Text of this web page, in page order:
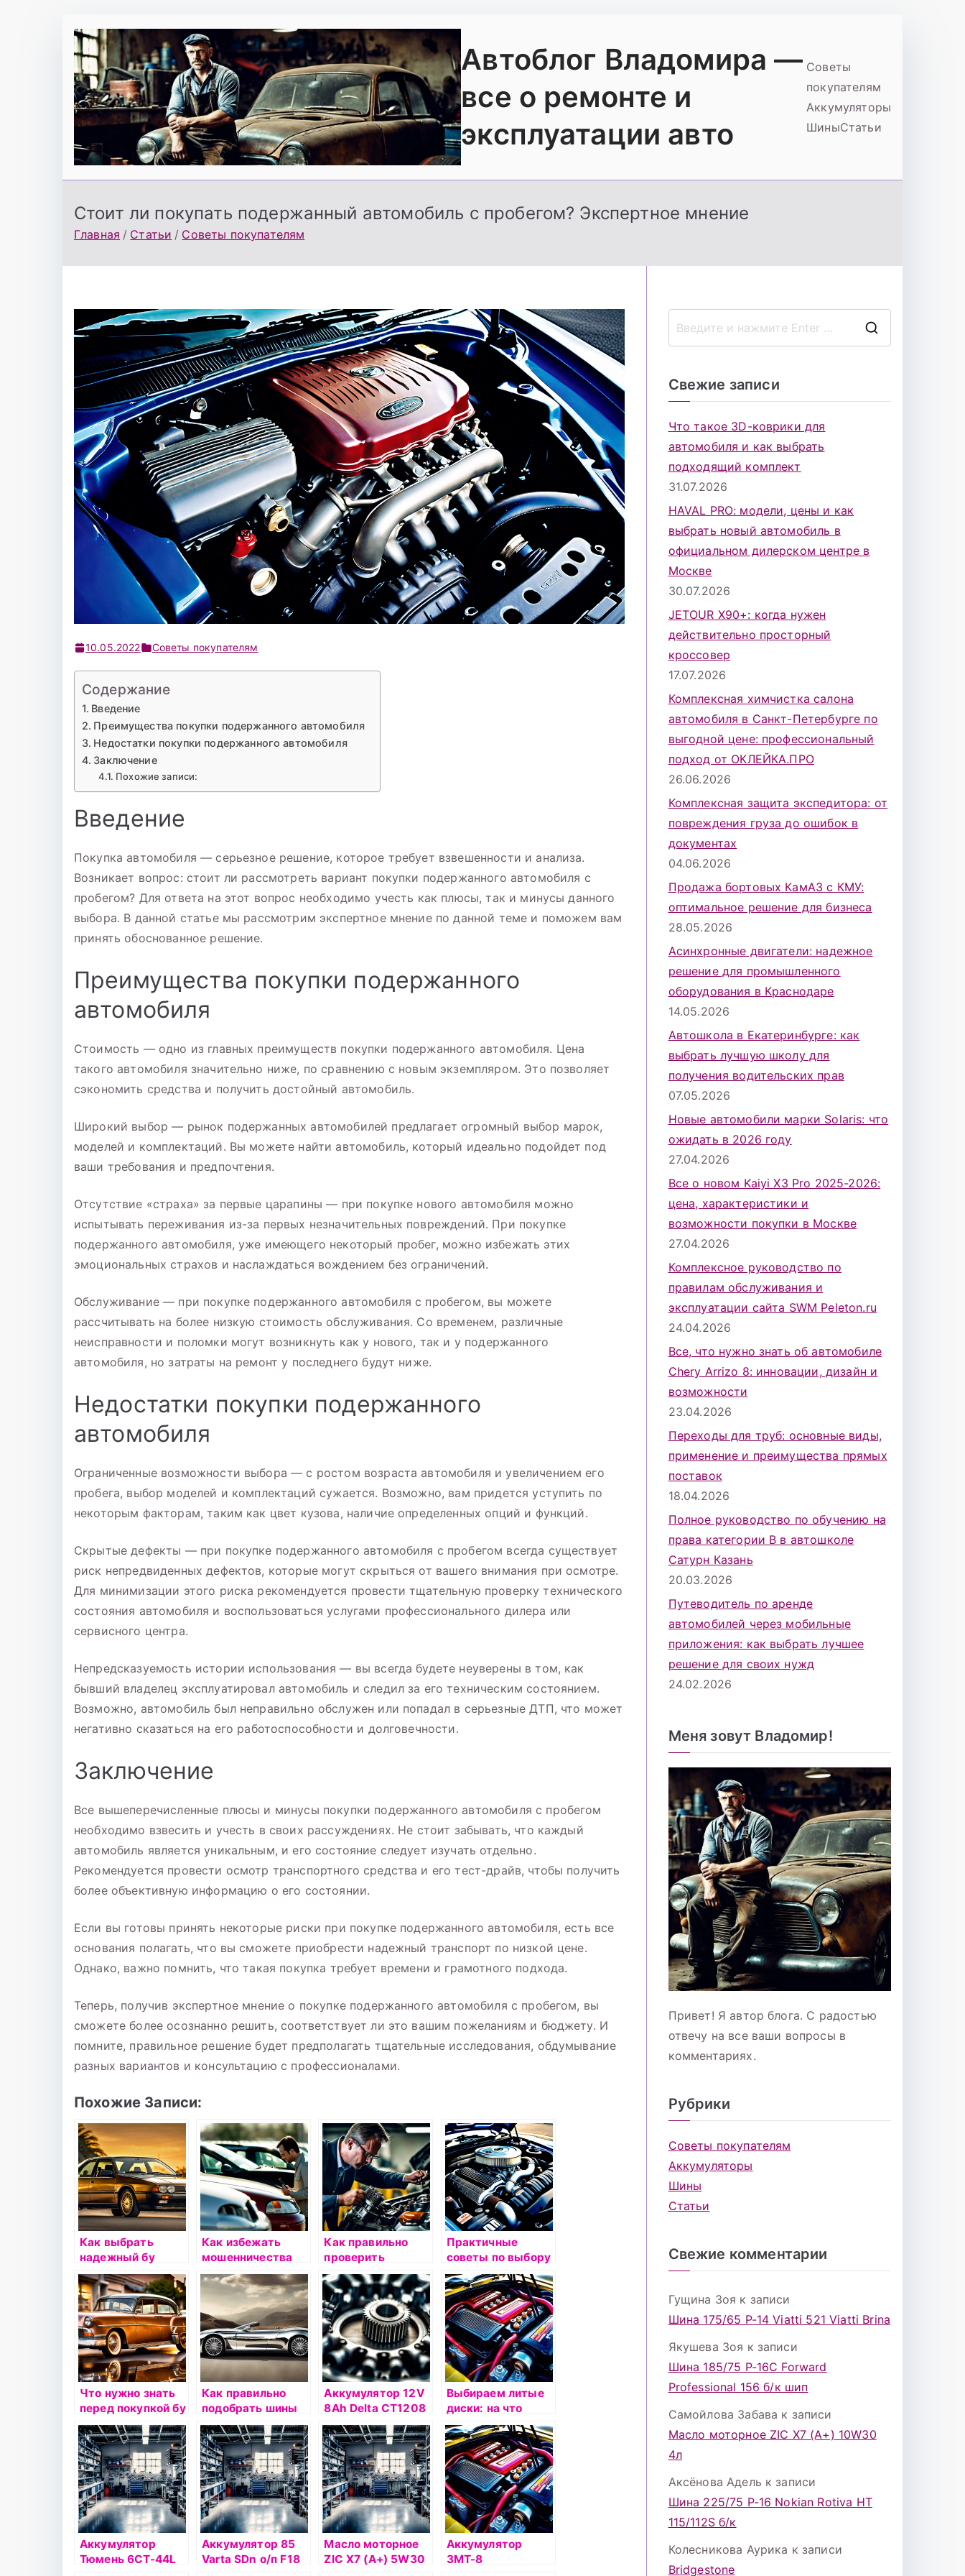
содержимому
Автоблог Владомира —
все о ремонте и
эксплуатации авто
Советы
покупателям
Аккумуляторы
ШиныСтатьи
Стоит ли покупать подержанный автомобиль с пробегом? Экспертное мнение
Главная Статьи Советы покупателям
10.05.2022 Советы покупателям
Содержание
Введение
Преимущества покупки подержанного автомобиля
Недостатки покупки подержанного автомобиля
Заключение
Похожие записи:
Введение
Покупка автомобиля — серьезное решение, которое требует взвешенности и анализа.
Возникает вопрос: стоит ли рассмотреть вариант покупки подержанного автомобиля с
пробегом? Для ответа на этот вопрос необходимо учесть как плюсы, так и минусы данного
выбора. В данной статье мы рассмотрим экспертное мнение по данной теме и поможем вам
принять обоснованное решение.
Преимущества покупки подержанного
автомобиля
Стоимость — одно из главных преимуществ покупки подержанного автомобиля. Цена
такого автомобиля значительно ниже, по сравнению с новым экземпляром. Это позволяет
сэкономить средства и получить достойный автомобиль.
Широкий выбор — рынок подержанных автомобилей предлагает огромный выбор марок,
моделей и комплектаций. Вы можете найти автомобиль, который идеально подойдет под
ваши требования и предпочтения.
Отсутствие «страха» за первые царапины — при покупке нового автомобиля можно
испытывать переживания из-за первых незначительных повреждений. При покупке
подержанного автомобиля, уже имеющего некоторый пробег, можно избежать этих
эмоциональных страхов и наслаждаться вождением без ограничений.
Обслуживание — при покупке подержанного автомобиля с пробегом, вы можете
рассчитывать на более низкую стоимость обслуживания. Со временем, различные
неисправности и поломки могут возникнуть как у нового, так и у подержанного
автомобиля, но затраты на ремонт у последнего будут ниже.
Недостатки покупки подержанного
автомобиля
Ограниченные возможности выбора — с ростом возраста автомобиля и увеличением его
пробега, выбор моделей и комплектаций сужается. Возможно, вам придется уступить по
некоторым факторам, таким как цвет кузова, наличие определенных опций и функций.
Скрытые дефекты — при покупке подержанного автомобиля с пробегом всегда существует
риск непредвиденных дефектов, которые могут скрыться от вашего внимания при осмотре.
Для минимизации этого риска рекомендуется провести тщательную проверку технического
состояния автомобиля и воспользоваться услугами профессионального дилера или
сервисного центра.
Непредсказуемость истории использования — вы всегда будете неуверены в том, как
бывший владелец эксплуатировал автомобиль и следил за его техническим состоянием.
Возможно, автомобиль был неправильно обслужен или попадал в серьезные ДТП, что может
негативно сказаться на его работоспособности и долговечности.
Заключение
Все вышеперечисленные плюсы и минусы покупки подержанного автомобиля с пробегом
необходимо взвесить и учесть в своих рассуждениях. Не стоит забывать, что каждый
автомобиль является уникальным, и его состояние следует изучать отдельно.
Рекомендуется провести осмотр транспортного средства и его тест-драйв, чтобы получить
более объективную информацию о его состоянии.
Если вы готовы принять некоторые риски при покупке подержанного автомобиля, есть все
основания полагать, что вы сможете приобрести надежный транспорт по низкой цене.
Однако, важно помнить, что такая покупка требует времени и грамотного подхода.
Теперь, получив экспертное мнение о покупке подержанного автомобиля с пробегом, вы
сможете более осознанно решить, соответствует ли это вашим пожеланиям и бюджету. И
помните, правильное решение будет предполагать тщательные исследования, обдумывание
разных вариантов и консультацию с профессионалами.
Похожие Записи:
Как выбрать
надежный бу
автомобиль:
основные
критерии и
проверки
Как избежать
мошенничества
при покупке
подержанного
авто: полезные
советы
Как правильно
проверить
техническое
состояние
подержанного
автомобиля
Практичные
советы по выбору
подержанного
авто: что искать
при осмотре
Что нужно знать
перед покупкой бу
автомобиля:
секреты
экспертов
Как правильно
подобрать шины
Аккумулятор 12V
8Ah Delta СТ1208
п.п.(+ -)
Выбираем литые
диски: на что
обратить
внимание
Аккумулятор
Тюмень 6СТ-44L
Аккумулятор 85
Varta SDn о/п F18
Масло моторное
ZIC X7 (A+) 5W30
Аккумулятор
3МТ-8
Свежие записи
Что такое 3D-коврики для
автомобиля и как выбрать
подходящий комплект
31.07.2026
HAVAL PRO: модели, цены и как
выбрать новый автомобиль в
официальном дилерском центре в
Москве
30.07.2026
JETOUR X90+: когда нужен
действительно просторный
кроссовер
17.07.2026
Комплексная химчистка салона
автомобиля в Санкт-Петербурге по
выгодной цене: профессиональный
подход от ОКЛЕЙКА.ПРО
26.06.2026
Комплексная защита экспедитора: от
повреждения груза до ошибок в
документах
04.06.2026
Продажа бортовых КамАЗ с КМУ:
оптимальное решение для бизнеса
28.05.2026
Асинхронные двигатели: надежное
решение для промышленного
оборудования в Краснодаре
14.05.2026
Автошкола в Екатеринбурге: как
выбрать лучшую школу для
получения водительских прав
07.05.2026
Новые автомобили марки Solaris: что
ожидать в 2026 году
27.04.2026
Все о новом Kaiyi X3 Pro 2025-2026:
цена, характеристики и
возможности покупки в Москве
27.04.2026
Комплексное руководство по
правилам обслуживания и
эксплуатации сайта SWM Peleton.ru
24.04.2026
Все, что нужно знать об автомобиле
Chery Arrizo 8: инновации, дизайн и
возможности
23.04.2026
Переходы для труб: основные виды,
применение и преимущества прямых
поставок
18.04.2026
Полное руководство по обучению на
права категории B в автошколе
Сатурн Казань
20.03.2026
Путеводитель по аренде
автомобилей через мобильные
приложения: как выбрать лучшее
решение для своих нужд
24.02.2026
Меня зовут Владомир!
Привет! Я автор блога. С радостью
отвечу на все ваши вопросы в
комментариях.
Рубрики
Советы покупателям
Аккумуляторы
Шины
Статьи
Свежие комментарии
Гущина Зоя к записи
Шина 175/65 Р-14 Viatti 521 Viatti Brina
Якушева Зоя к записи
Шина 185/75 Р-16С Forward
Professional 156 б/к шип
Самойлова Забава к записи
Масло моторное ZIC X7 (A+) 10W30
4л
Аксёнова Адель к записи
Шина 225/75 Р-16 Nokian Rotiva HT
115/112S б/к
Колесникова Аурика к записи
Bridgestone